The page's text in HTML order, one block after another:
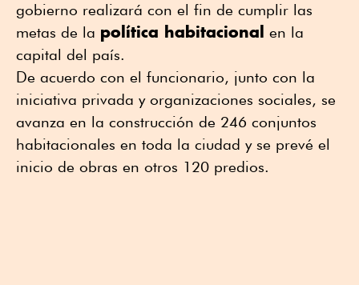
gobierno realizará con el fin de cumplir las
metas de la política habitacional en la
capital del país.
De acuerdo con el funcionario, junto con la
iniciativa privada y organizaciones sociales, se
avanza en la construcción de 246 conjuntos
habitacionales en toda la ciudad y se prevé el
inicio de obras en otros 120 predios.